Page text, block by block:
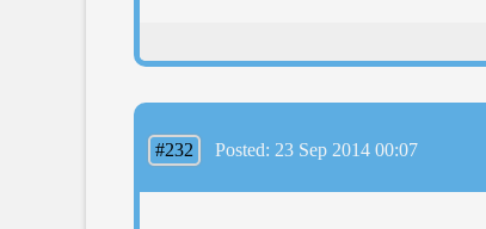
#232 Posted: 23 Sep 2014 00:07